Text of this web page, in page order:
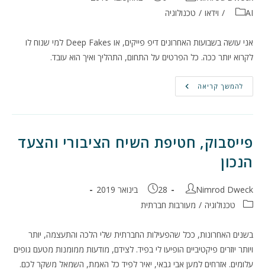
קטגוריה:
AI
/ וידאו / טכנולוגיה
אני עושה בשבועות האחרונים דיפ פייקים, או Deep Fakes למי שנוח לו
לקרוא יותר ככה. כל הפרטים על התחום, התהליך ואיך הוא עובד.
להמשך קריאה דיפ
פייקים,
פייסבוק, חטיפת השיח הציבורי והצעד
הנכון
מחבר:
Nimrod Dweck פורסם:
28 בינואר 2019
קטגוריה:טכנולוגיה / מעורבות חברתית
בשנים האחרונות, ככל שהפעילות החברתית שלי הלכה והתעצמה, יותר
ויותר יוזרים פיקטיביים הופיעו לי בפיד. לצידם, מודעות ממומנות מטעם גופים
עלומים. אזרחים למען אבי גבאי, יאיר לפיד כל האמת, השמאל משקר לכם.